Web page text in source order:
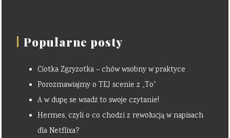
Popularne posty
Ciotka Zgryzotka – chów wsobny w praktyce
Porozmawiajmy o TEJ scenie z „To”
A w dupę se wsadź to swoje czytanie!
Hermes, czyli o co chodzi z rewolucją w napisach
dla Netflixa?